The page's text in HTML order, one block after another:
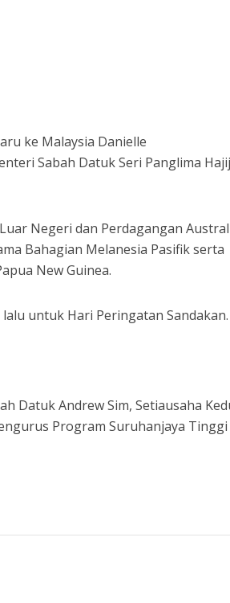
ke Malaysia Danielle
Sabah Datuk Seri Panglima
Negeri dan Perdagangan
Bahagian Melanesia Pasifik serta
New Guinea.
untuk Hari Peringatan Sandakan.
Datuk Andrew Sim, Setiausaha
Program Suruhanjaya Tinggi